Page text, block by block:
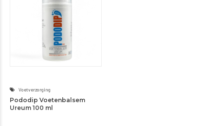
Voetverzorging
Pododip Voetenbalsem
Ureum 100 ml